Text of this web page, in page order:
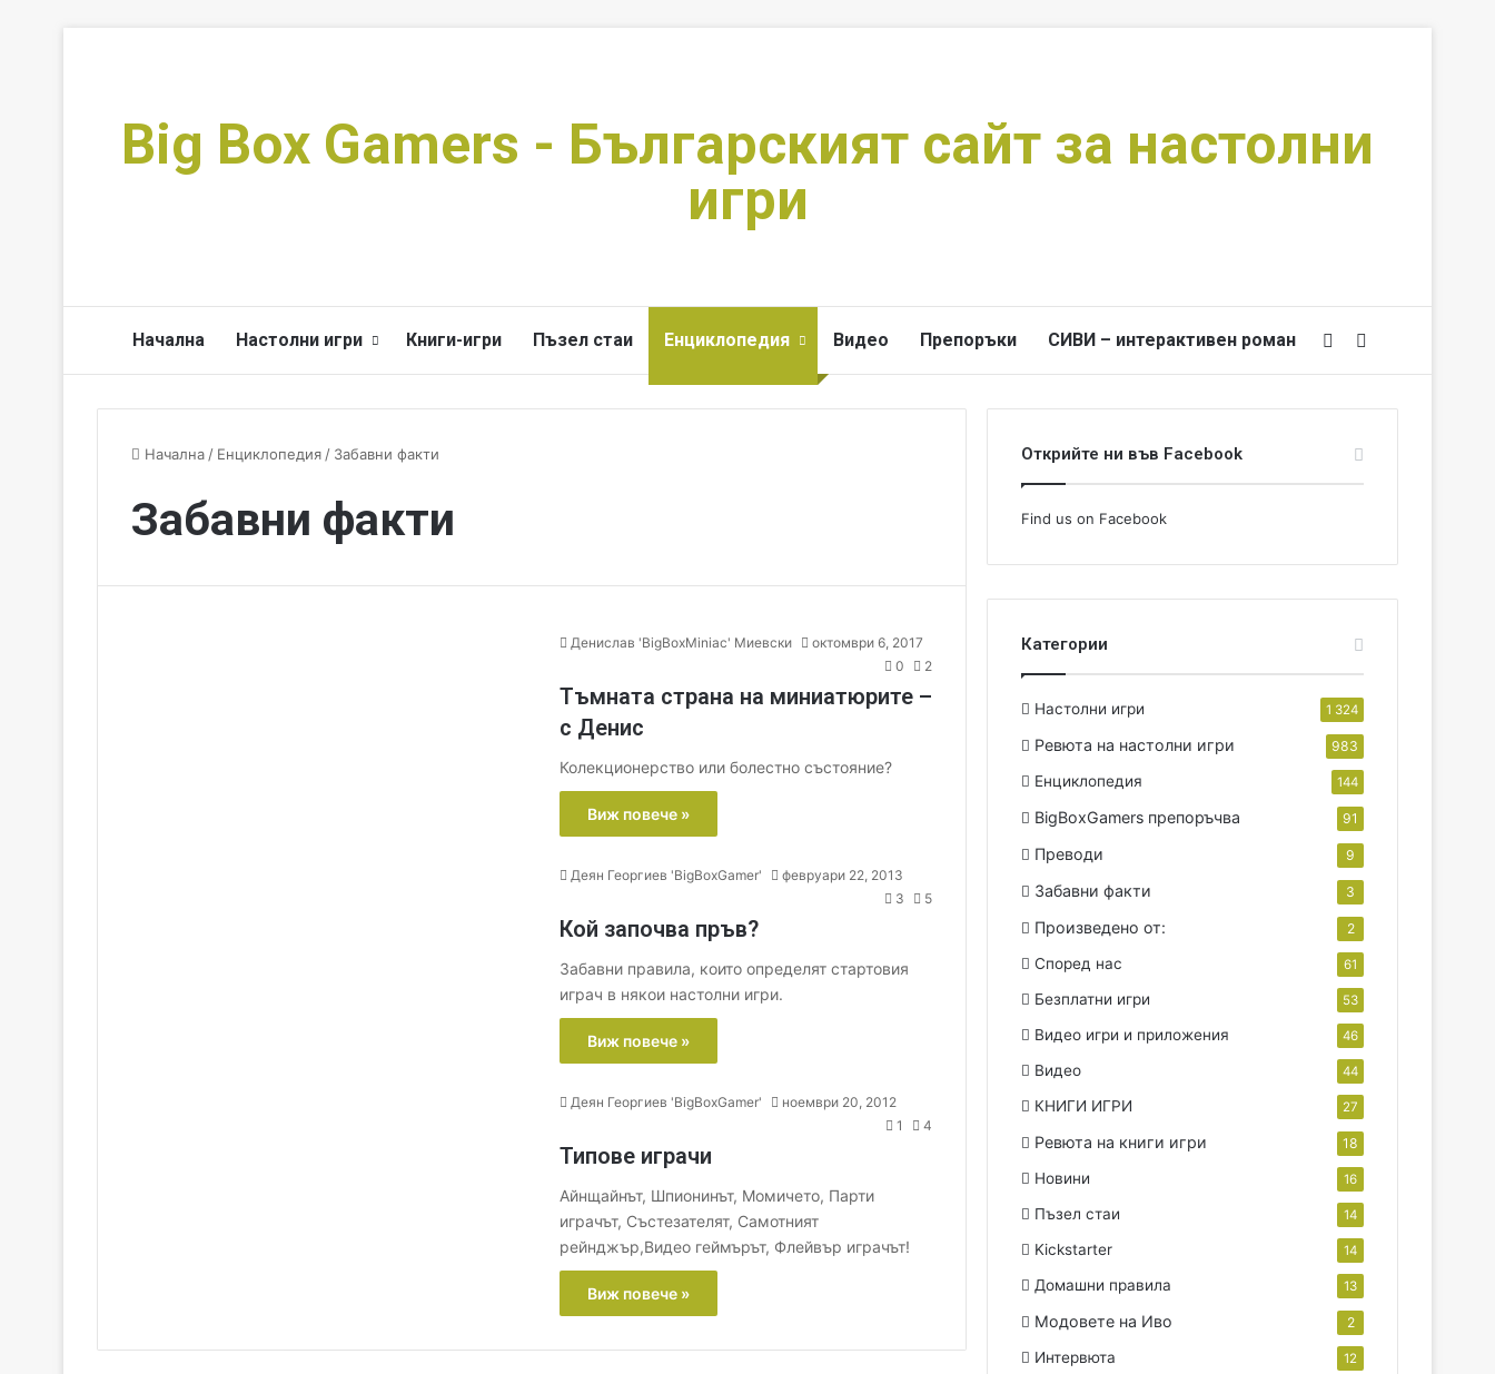
Big Box Gamers - Българският сайт за настолни
игри
Начална Настолни игри Книги-игри Пъзел стаи Енциклопедия Видео Препоръки СИВИ – интерактивен роман Switch skin
Начална / Енциклопедия / Забавни факти
Забавни факти
Денислав 'BigBoxMiniac' Миевски
октомври 6, 2017
0
2
Тъмната страна на миниатюрите –
с Денис
Колекционерство или болестно състояние?
Виж повече »
Деян Георгиев 'BigBoxGamer'
февруари 22, 2013
3
5
Кой започва пръв?
Забавни правила, които определят стартовия
играч в някои настолни игри.
Виж повече »
Деян Георгиев 'BigBoxGamer'
ноември 20, 2012
1
4
Типове играчи
Айнщайнът, Шпионинът, Момичето, Парти
играчът, Състезателят, Самотният
рейнджър,Видео геймърът, Флейвър играчът!
Виж повече »
Открийте ни във Facebook
Find us on Facebook
Категории
Настолни игри 1 324
Ревюта на настолни игри 983
Енциклопедия 144
BigBoxGamers препоръчва 91
Преводи 9
Забавни факти 3
Произведено от: 2
Според нас 61
Безплатни игри 53
Видео игри и приложения 46
Видео 44
КНИГИ ИГРИ 27
Ревюта на книги игри 18
Новини 16
Пъзел стаи 14
Kickstarter 14
Домашни правила 13
Модовете на Иво 2
Интервюта 12